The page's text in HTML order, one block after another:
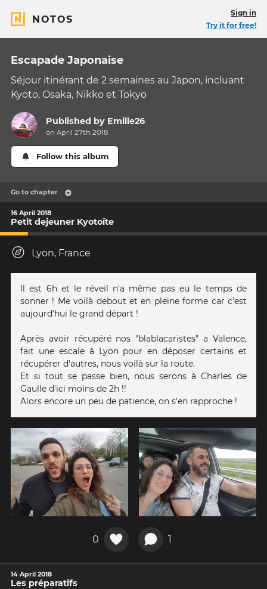
NOTOS
Sign in
Try it for free!
Escapade Japonaise
Séjour itinérant de 2 semaines au Japon, incluant
Kyoto, Osaka, Nikko et Tokyo
Published by Emilie26
on April 27th 2018
Follow this album
Go to chapter
16 April 2018
Petit dejeuner Kyotoïte
Lyon, France
Il est 6h et le réveil n'a même pas eu le temps de
sonner ! Me voilà debout et en pleine forme car c'est
aujourd'hui le grand départ !
Après avoir récupéré nos "blablacaristes" a Valence,
fait une escale à Lyon pour en déposer certains et
récupérer d'autres, nous voilà sur la route.
Et si tout se passe bien, nous serons à Charles de
Gaulle d'ici moins de 2h !!
Alors encore un peu de patience, on s'en rapproche !
0 1
14 April 2018
Les préparatifs